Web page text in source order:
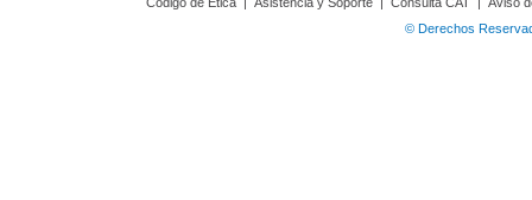
© Derechos